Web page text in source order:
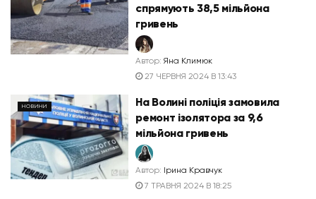
спрямують 38,5 мільйона
гривень
Автор: Яна Климюк
27 ЧЕРВНЯ 2024 В 13:43
НОВИНИ
На Волині поліція замовила
ремонт ізолятора за 9,6
мільйона гривень
Автор: Ірина Кравчук
7 ТРАВНЯ 2024 В 18:25